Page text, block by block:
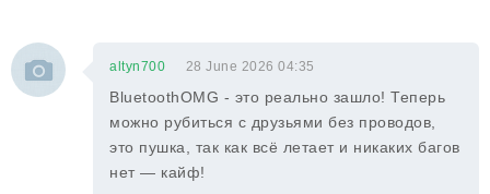
altyn700 28 June 2026 04:35
BluetoothOMG - это реально зашло! Теперь
можно рубиться с друзьями без проводов,
это пушка, так как всё летает и никаких багов
нет — кайф!